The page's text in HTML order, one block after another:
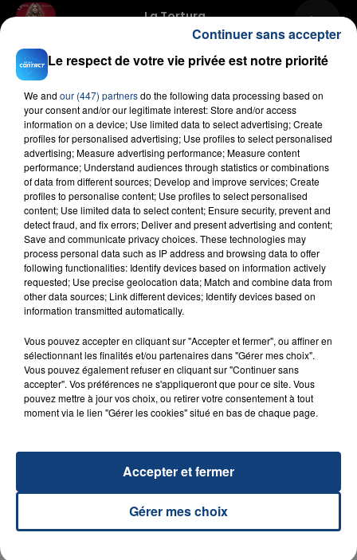
La Tortura
SHAKIRA FEAT. ALEJANDRO SANZ
FIL D'ACTU
INCENDIE MORTEL À LENS : UNE FEMME ET
SON BÉBÉ ENTRE LA VIE ET LA...
Un homme s'est immolé par le feu après avoir
aspergé sa compagne et leur bébé de trois mois
20 juillet 2026
Le respect de votre vie privée est notre priorité
We and our (447) partnersdo the following data processing based on
your consent and/or our legitimate interest: Store and/or access
information on a device; Use limited data to select advertising; Create
profiles for personalised advertising; Use profiles to select personalised
advertising; Measure advertising performance; Measure content
performance; Understand audiences through statistics or combinations
of data from different sources; Develop and improve services; Create
profiles to personalise content; Use profiles to select personalised
content; Use limited data to select content; Ensure security, prevent and
detect fraud, and fix errors; Deliver and present advertising and content;
Save and communicate privacy choices. These technologies may
process personal data such as IP address and browsing data to offer
following functionalities: Identify devices based on information actively
requested; Use precise geolocation data; Match and combine data from
other data sources; Link different devices; Identify devices based on
information transmitted automatically.
Vous pouvez accepter en cliquant sur "Accepter et fermer", ou affiner en
sélectionnant les finalités et/ou partenaires dans "Gérer mes choix".
Vous pouvez également refuser en cliquant sur "Continuer sans
accepter". Vos préférences ne s'appliqueront que pour ce site. Vous
pouvez mettre à jour vos choix, ou retirer votre consentement à tout
moment via le lien "Gérer les cookies" situé en bas de chaque page.
Gérer mes choix
Accepter et fermer
Continuer sans accepter